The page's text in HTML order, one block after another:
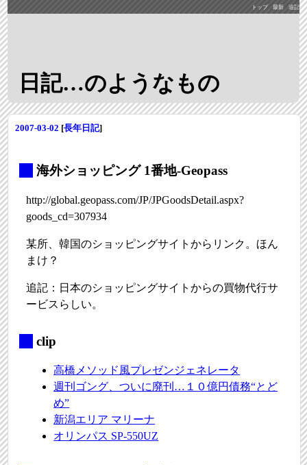
トップ 最新 追記
日記…のようなもの
2007-03-02 [長年日記]
海外ショッピング 1番地-Geopass
http://global.geopass.com/JP/JPGoodsDetail.aspx?
goods_cd=307934
某所、韓国のショッピングサイトからリンク。ほん
まけ？
追記：日本のショッピングサイトからの買物代行サ
ービスらしい。
clip
高橋メソッド風プレゼンジェネレータ
週刊ゴング、ついに廃刊…１０億円債務“とど
め”
新潟エリア マリーナ
オリンパス SP-550UZ